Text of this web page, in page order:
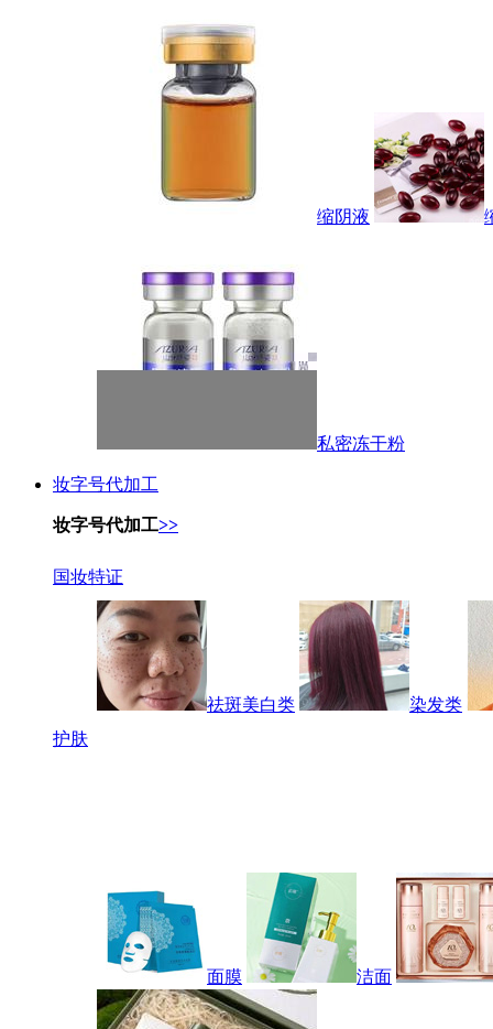
缩阴液
私密冻干粉
妆字号代加工
妆字号代加工>>
国妆特证
祛斑美白类
染发类
护肤
面膜 洁面